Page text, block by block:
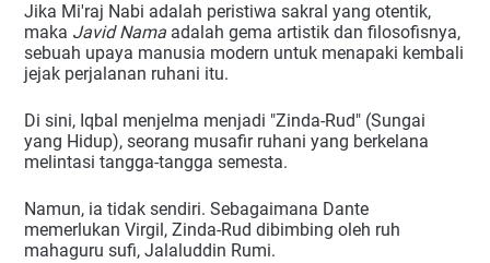
Jika Mi'raj Nabi adalah peristiwa sakral yang otentik,
maka Javid Nama adalah gema artistik dan filosofisnya,
sebuah upaya manusia modern untuk menapaki kembali
jejak perjalanan ruhani itu.
Di sini, Iqbal menjelma menjadi "Zinda-Rud" (Sungai
yang Hidup), seorang musafir ruhani yang berkelana
melintasi tangga-tangga semesta.
Namun, ia tidak sendiri. Sebagaimana Dante
memerlukan Virgil, Zinda-Rud dibimbing oleh ruh
mahaguru sufi, Jalaluddin Rumi.